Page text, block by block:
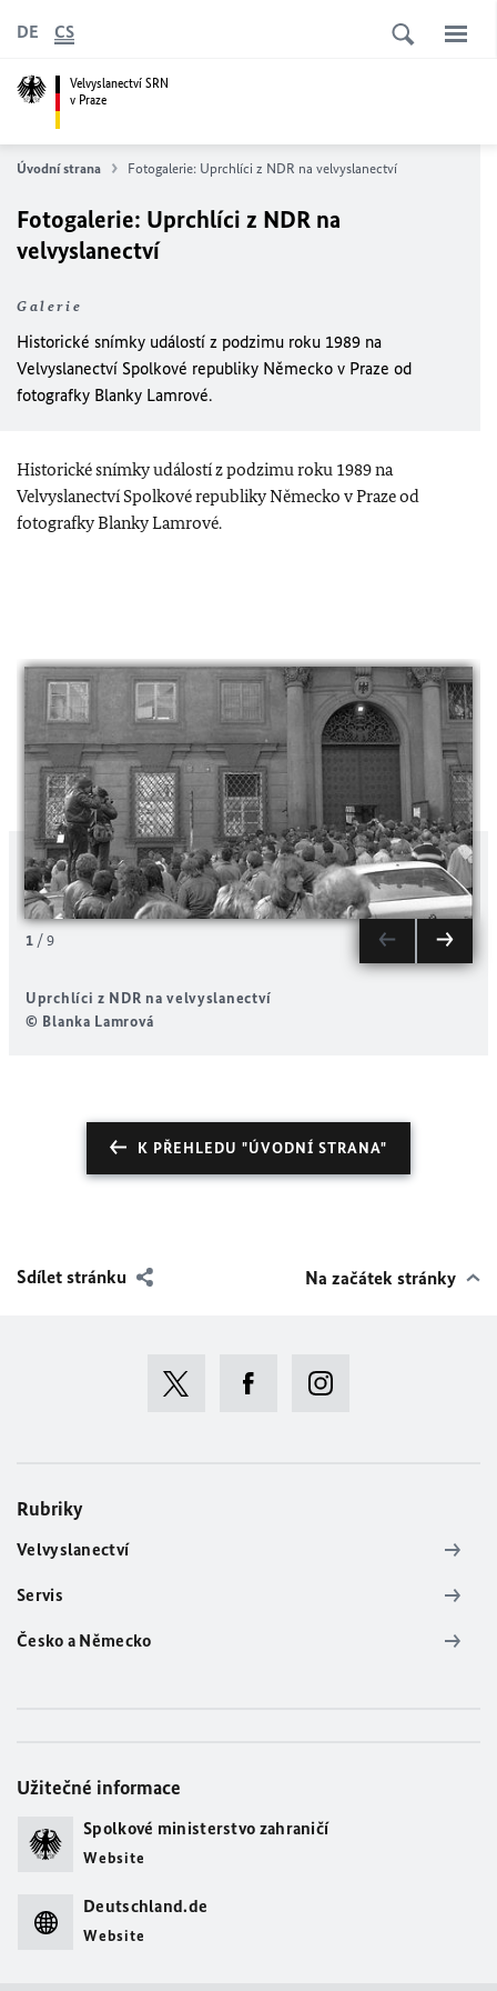
Velvyslanectví SRN
v Praze
DE CS
Úvodní strana Fotogalerie: Uprchlíci z NDR na velvyslanectví
Fotogalerie: Uprchlíci z NDR na
velvyslanectví
Galerie
Historické snímky událostí z podzimu roku 1989 na
Velvyslanectví Spolkové republiky Německo v Praze od
fotografky Blanky Lamrové.
Historické snímky událostí z podzimu roku 1989 na
Velvyslanectví Spolkové republiky Německo v Praze od
fotografky Blanky Lamrové.
Uprchlíci z NDR na velvyslanectví
© Blanka Lamrová
1 /9
K PŘEHLEDU "ÚVODNÍ STRANA"
Sdílet stránku Na začátek stránky
Rubriky
Velvyslanectví
Servis
Česko a Německo
Užitečné informace
Spolkové ministerstvo zahraničí
Website
Deutschland.de
Website